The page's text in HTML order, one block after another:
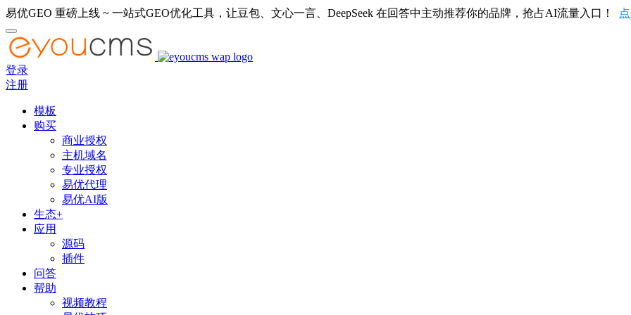
易优GEO 重磅上线 ~ 一站式GEO优化工具，让豆包、文心一言、DeepSeek 在回答中主动推荐你的品牌，抢占AI流量入口！
登录
注册
模板
购买
商业授权
主机域名
专业授权
易优代理
易优AI版
生态+
应用
源码
插件
问答
帮助
视频教程